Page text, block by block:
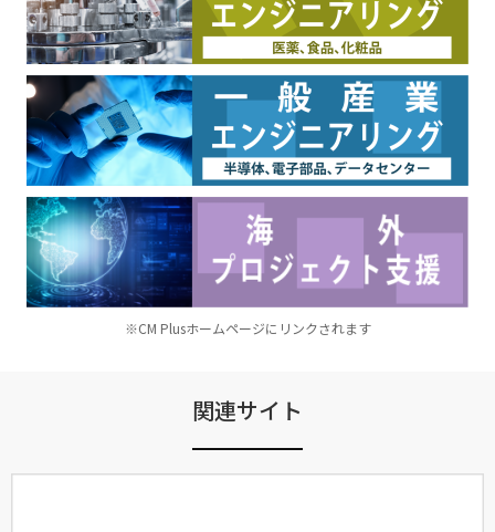
※CM Plusホームページにリンクされます
関連サイト